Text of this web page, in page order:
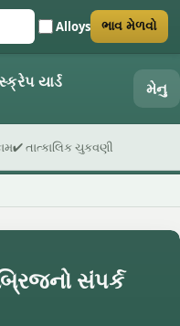
નંબર Alloys ભાવ મેળવો
યાર્ડ મેનુ
✔ તાત્કાલિક ચુકવણી
સંપર્ક